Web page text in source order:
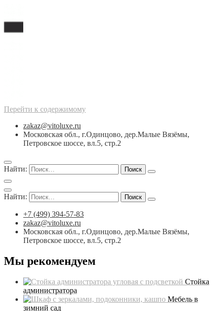
Перейти к содержимому
zakaz@vitoluxe.ru
Московская обл., г.Одинцово, дер.Малые Вязёмы,
Петровское шоссе, вл.5, стр.2
Найти:
Найти:
+7 (499) 394-57-83
zakaz@vitoluxe.ru
Московская обл., г.Одинцово, дер.Малые Вязёмы,
Петровское шоссе, вл.5, стр.2
Мы рекомендуем
Стойка
администратора
Мебель в
зимний сад